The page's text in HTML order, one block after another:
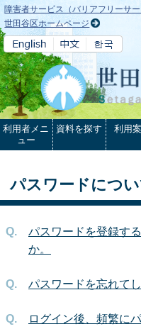
本文へ
障害者サービス（バリアフリーサー
世田谷区ホームページ
利用者メニ
ュー
資料を探す 利用
パスワードにつ
パスワードを登録す
か。
パスワードを忘れて
ログイン後、頻繁に